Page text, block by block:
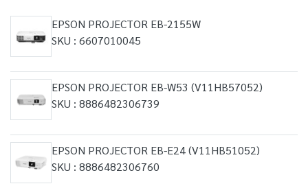
EPSON PROJECTOR EB-2155W
SKU : 6607010045
EPSON PROJECTOR EB-W53 (V11HB57052)
SKU : 8886482306739
EPSON PROJECTOR EB-E24 (V11HB51052)
SKU : 8886482306760